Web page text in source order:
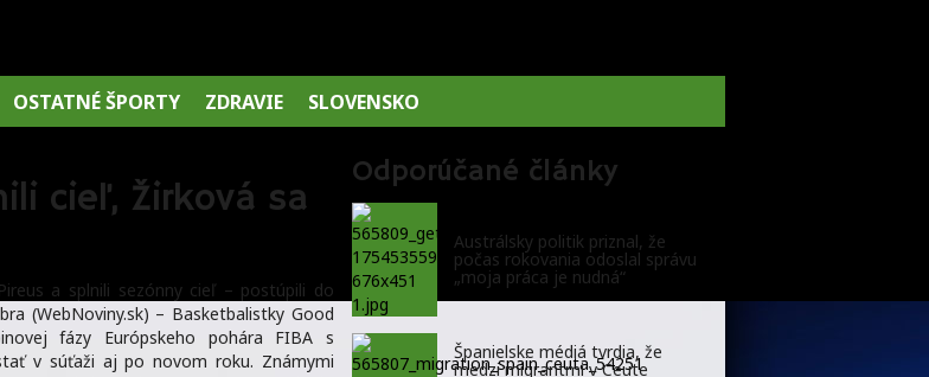
OSTATNÉ ŠPORTY ZDRAVIE SLOVENSKO
cieľ, Žirková sa
a splnili sezónny cieľ – postúpili do
(WebNoviny.sk) – Basketbalistky Good
fázy Európskeho pohára FIBA s
v súťaži aj po novom roku. Známymi
Odporúčané články
Austrálsky politik priznal, že
počas rokovania odoslal správu
„moja práca je nudná“
Španielske médiá tvrdia, že
medzi migrantmi v Ceute